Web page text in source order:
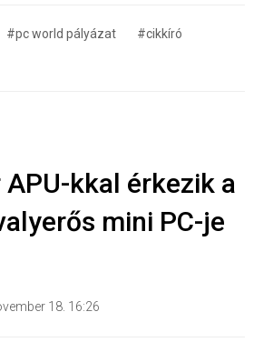
#pc world pályázat
#cikkíró
APU-kkal érkezik a
mini PC-je
18. 16:26